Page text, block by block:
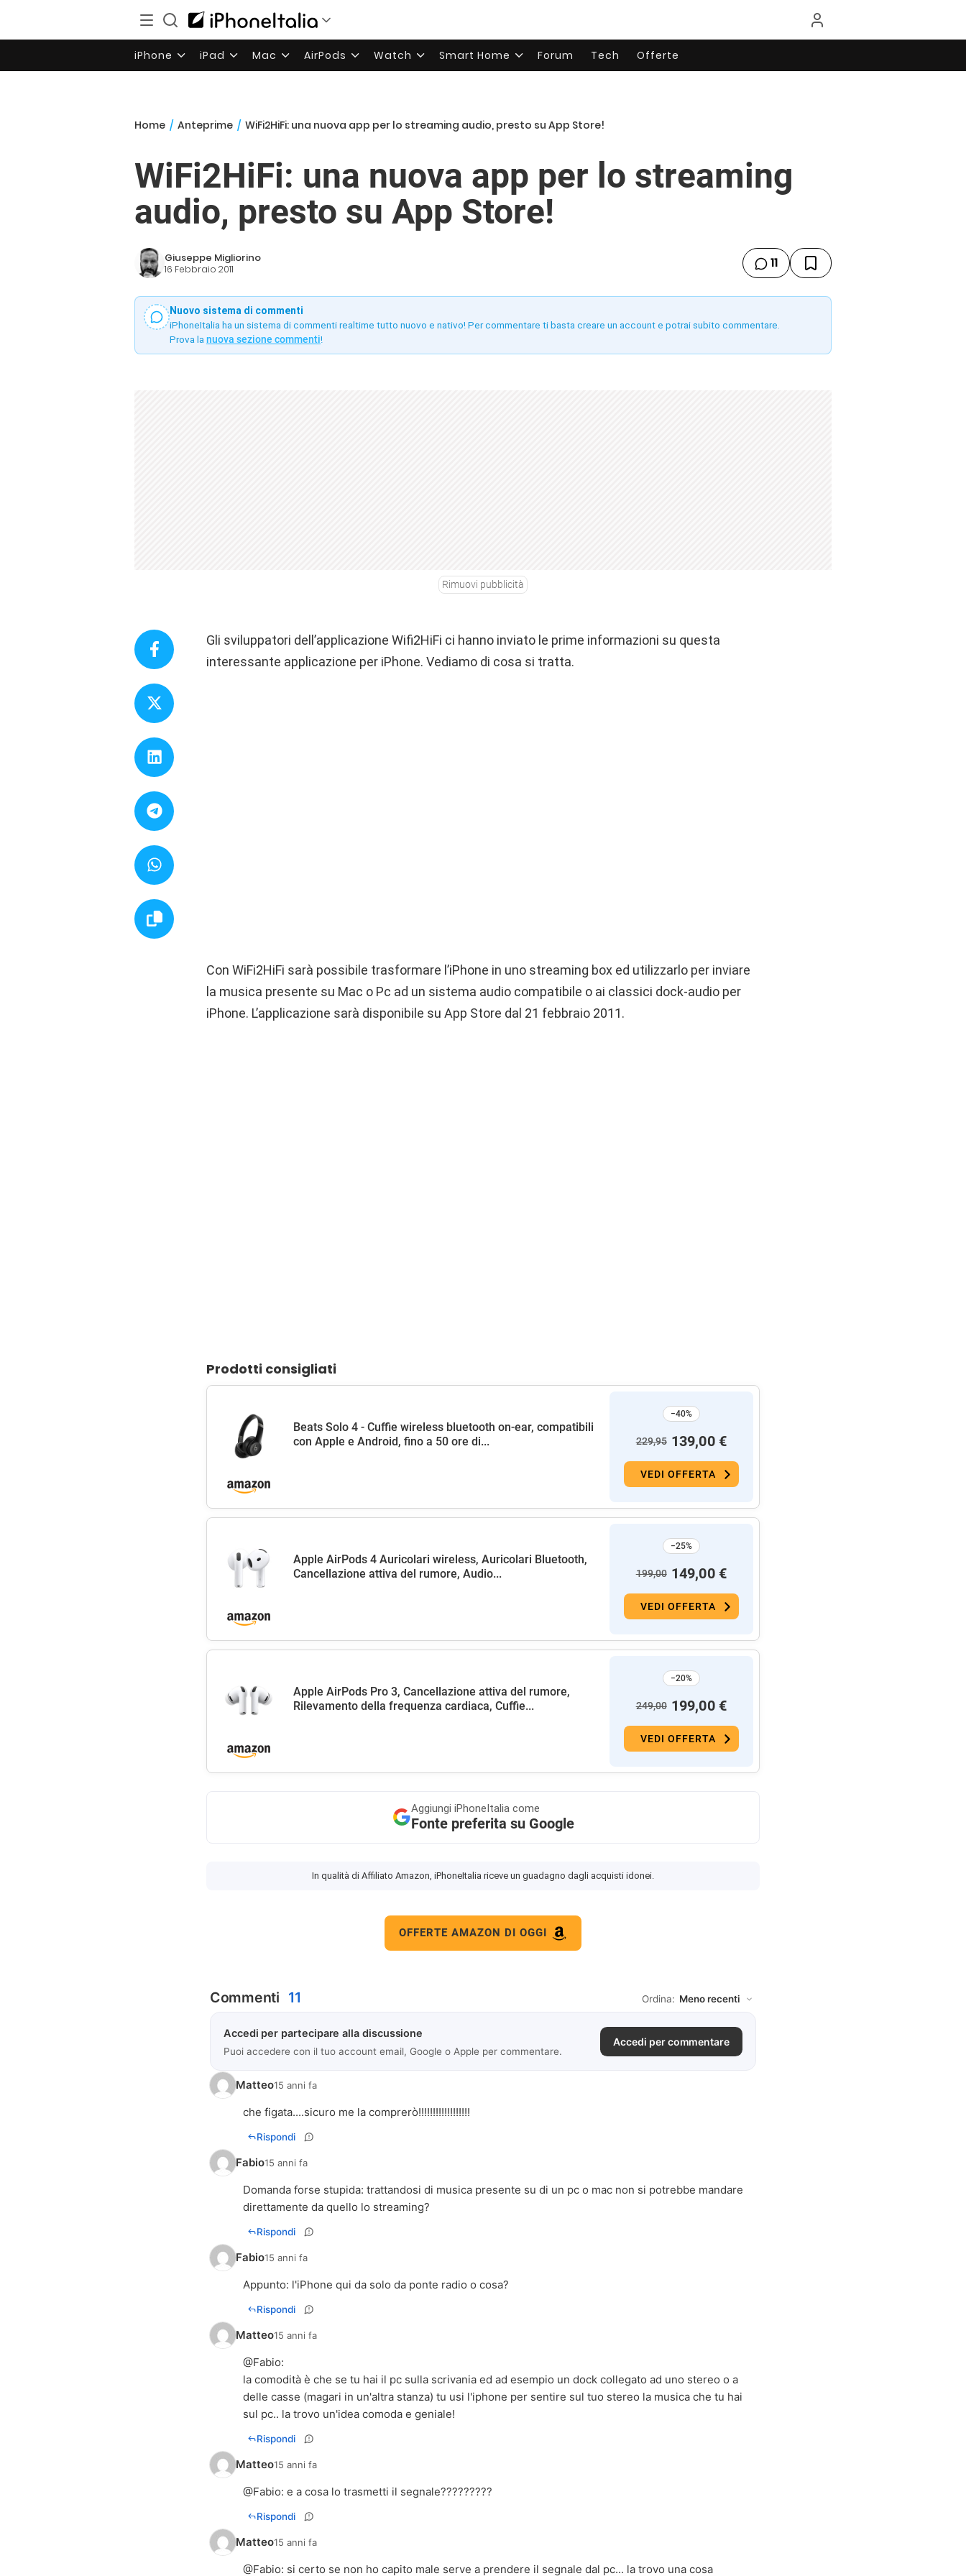
iPhone iPad Mac AirPods Watch Smart Home Forum Tech Offerte
Home / Anteprime / WiFi2HiFi: una nuova app per lo streaming audio, presto su App Store!
WiFi2HiFi: una nuova app per lo streaming
audio, presto su App Store!
Giuseppe Migliorino
16 Febbraio 2011 11
Nuovo sistema di commenti
iPhoneItalia ha un sistema di commenti realtime tutto nuovo e nativo! Per commentare ti basta creare un account e potrai subito commentare.
Prova la nuova sezione commenti!
Rimuovi pubblicità
Gli sviluppatori dell’applicazione Wifi2HiFi ci hanno inviato le prime informazioni su questa
interessante applicazione per iPhone. Vediamo di cosa si tratta.
Con WiFi2HiFi sarà possibile trasformare l’iPhone in uno streaming box ed utilizzarlo per inviare
la musica presente su Mac o Pc ad un sistema audio compatibile o ai classici dock-audio per
iPhone. L’applicazione sarà disponibile su App Store dal 21 febbraio 2011.
Prodotti consigliati
Beats Solo 4 - Cuffie wireless bluetooth on-ear, compatibili
con Apple e Android, fino a 50 ore di...
−40%
229,95 139,00 €
VEDI OFFERTA
Apple AirPods 4 Auricolari wireless, Auricolari Bluetooth,
Cancellazione attiva del rumore, Audio...
−25%
199,00 149,00 €
VEDI OFFERTA
Apple AirPods Pro 3, Cancellazione attiva del rumore,
Rilevamento della frequenza cardiaca, Cuffie...
−20%
249,00 199,00 €
VEDI OFFERTA
Aggiungi iPhoneItalia come
Fonte preferita su Google
In qualità di Affiliato Amazon, iPhoneItalia riceve un guadagno dagli acquisti idonei.
OFFERTE AMAZON DI OGGI
Commenti 11 Ordina:
Accedi per partecipare alla discussione
Puoi accedere con il tuo account email, Google o Apple per commentare.
Accedi per commentare
Matteo15 anni fa
che figata....sicuro me la comprerò!!!!!!!!!!!!!!!!!!
Rispondi
Fabio15 anni fa
Domanda forse stupida: trattandosi di musica presente su di un pc o mac non si potrebbe mandare
direttamente da quello lo streaming?
Rispondi
Fabio15 anni fa
Appunto: l'iPhone qui da solo da ponte radio o cosa?
Rispondi
Matteo15 anni fa
@Fabio:
la comodità è che se tu hai il pc sulla scrivania ed ad esempio un dock collegato ad uno stereo o a
delle casse (magari in un'altra stanza) tu usi l'iphone per sentire sul tuo stereo la musica che tu hai
sul pc.. la trovo un'idea comoda e geniale!
Rispondi
Matteo15 anni fa
@Fabio: e a cosa lo trasmetti il segnale?????????
Rispondi
Matteo15 anni fa
@Fabio: si certo se non ho capito male serve a prendere il segnale dal pc... la trovo una cosa